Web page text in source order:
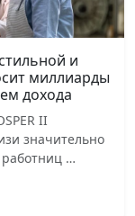
и
миллиарды
дохода
II
значительно
…